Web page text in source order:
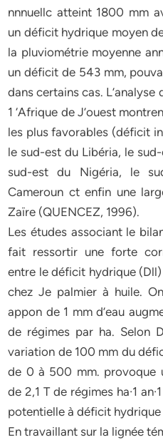
nnnuellc atteint 1800 mm
un déficit hydrique moyen
la pluviométrie moyenne
un déficit de 543 mm,
dans certains cas.
1 ‘Afrique de J’ouest
les plus favorables (déficit
le sud-est du Libéria, le
sud-est du Nigéria, le
Cameroun ct enfin une
Zaïre (QUENCEZ, 1996).
Les études associant le
fait ressortir une forte
entre le déficit hydrique
chez Je palmier à huile.
appon de 1 mm d’eau
de régimes par ha. Selon
variation de 100 mm du
de 0 à 500 mm. provoque
de 2,1 T de régimes ha·1
potentielle à déficit hydrique
En travaillant sur la lignée